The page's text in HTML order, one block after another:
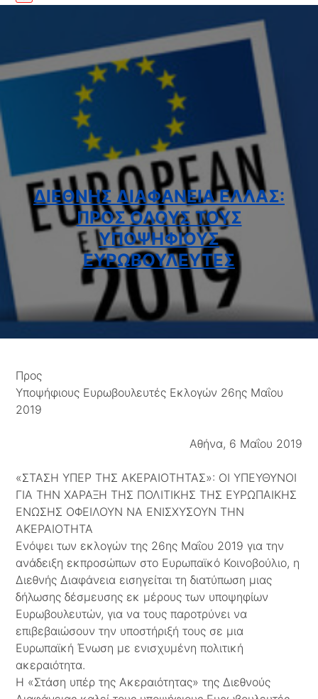
ΔΙΕΘΝΗΣ ΔΙΑΦΑΝΕΙΑ ΕΛΛΑΣ:
ΠΡΟΣ ΟΛΟΥΣ ΤΟΥΣ
ΥΠΟΨΗΦΙΟΥΣ
ΕΥΡΩΒΟΥΛΕΥΤΕΣ
Προς
Υποψήφιους Ευρωβουλευτές Εκλογών 26ης Μαΐου
2019
Αθήνα, 6 Μαΐου 2019
«ΣΤΑΣΗ ΥΠΕΡ ΤΗΣ ΑΚΕΡΑΙΟΤΗΤΑΣ»: ΟΙ ΥΠΕΥΘΥΝΟΙ
ΓΙΑ ΤΗΝ ΧΑΡΑΞΗ ΤΗΣ ΠΟΛΙΤΙΚΗΣ ΤΗΣ ΕΥΡΩΠΑΙΚΗΣ
ΕΝΩΣΗΣ ΟΦΕΙΛΟΥΝ ΝΑ ΕΝΙΣΧΥΣΟΥΝ ΤΗΝ
ΑΚΕΡΑΙΟΤΗΤΑ
Ενόψει των εκλογών της 26ης Μαΐου 2019 για την
ανάδειξη εκπροσώπων στο Ευρωπαϊκό Κοινοβούλιο, η
Διεθνής Διαφάνεια εισηγείται τη διατύπωση μιας
δήλωσης δέσμευσης εκ μέρους των υποψηφίων
Ευρωβουλευτών, για να τους παροτρύνει να
επιβεβαιώσουν την υποστήριξή τους σε μια
Ευρωπαϊκή Ένωση με ενισχυμένη πολιτική
ακεραιότητα.
Η «Στάση υπέρ της Ακεραιότητας» της Διεθνούς